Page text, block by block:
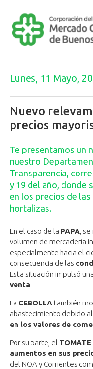
Lunes, 11 Mayo,
Nuevo
precios
Te presentamos un
nuestro
Transparencia,
y 19 del año, donde
en los precios de
hortalizas.
En el caso de la PAPA ,
volumen de mercadería
especialmente hacia el
consecuencia de las
Esta situación impulsó
venta.
La CEBOLLA también
abastecimiento debido al
en los valores de
Por su parte, el TOMATE
aumentos en sus
del NOA y Corrientes